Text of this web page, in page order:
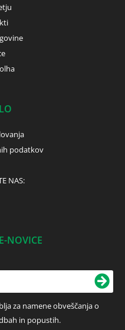
podatkov
NAS:
NOVICE
za namene obveščanja o
in popustih.